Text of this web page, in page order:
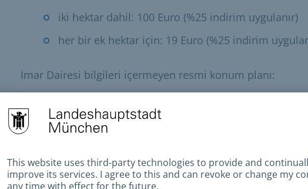
iki hektar dahil: 100 Euro (%25 indirim uygulanır)
her bir ek hektar için: 19 Euro (%25 indirim
İmar Dairesi bilgileri içermeyen resmi konum planı:
Temel fiyat: 110 Euro
her bir imar parseli için: 15 Euro
DXF kesiti dahil:
iki hektar dahil: 100 Euro (%25 indirim uygulanır)